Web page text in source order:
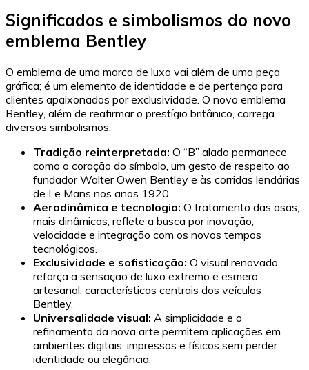
Significados e simbolismos do novo
emblema Bentley
O emblema de uma marca de luxo vai além de uma peça
gráfica; é um elemento de identidade e de pertença para
clientes apaixonados por exclusividade. O novo emblema
Bentley, além de reafirmar o prestígio britânico, carrega
diversos simbolismos:
Tradição reinterpretada: O “B” alado permanece
como o coração do símbolo, um gesto de respeito ao
fundador Walter Owen Bentley e às corridas lendárias
de Le Mans nos anos 1920.
Aerodinâmica e tecnologia: O tratamento das asas,
mais dinâmicas, reflete a busca por inovação,
velocidade e integração com os novos tempos
tecnológicos.
Exclusividade e sofisticação: O visual renovado
reforça a sensação de luxo extremo e esmero
artesanal, características centrais dos veículos
Bentley.
Universalidade visual: A simplicidade e o
refinamento da nova arte permitem aplicações em
ambientes digitais, impressos e físicos sem perder
identidade ou elegância.